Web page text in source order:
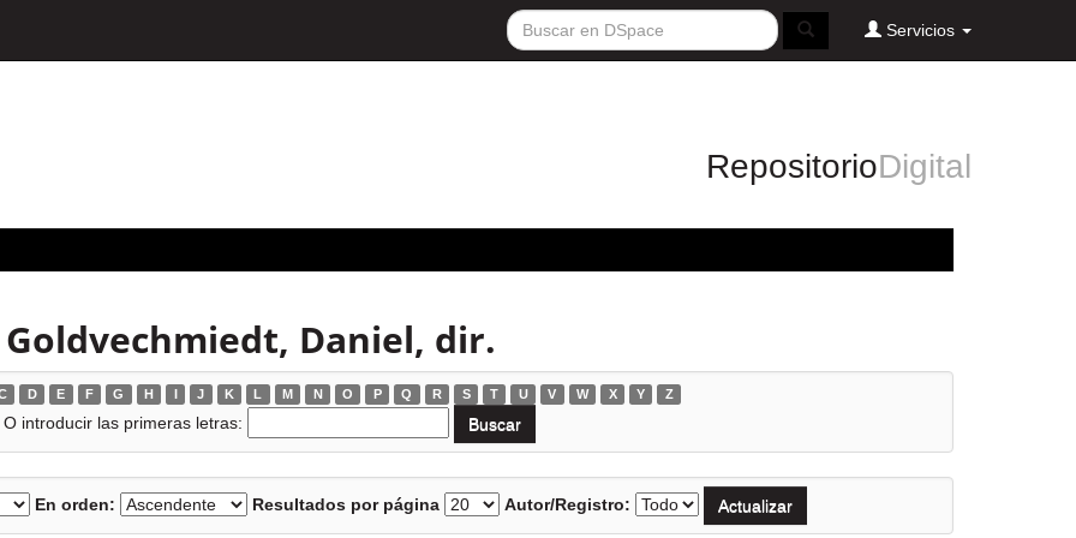
Servicios
RepositorioDigital
Daniel, dir.
D E F G H I J K L M N O P Q R S T U V W X Y Z
O introducir las primeras letras:
En orden: Resultados por página Autor/Registro: